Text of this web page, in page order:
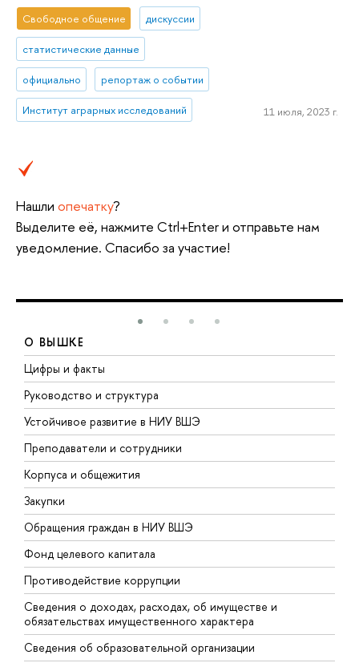
Свободное общение дискуссии
статистические данные
официально репортаж о событии
Институт аграрных исследований 11 июля, 2023 г.
Нашли опечатку?
Выделите её, нажмите Ctrl+Enter и отправьте нам
уведомление. Спасибо за участие!
О ВЫШКЕ
Цифры и факты
Руководство и структура
Устойчивое развитие в НИУ ВШЭ
Преподаватели и сотрудники
Корпуса и общежития
Закупки
Обращения граждан в НИУ ВШЭ
Фонд целевого капитала
Противодействие коррупции
Сведения о доходах, расходах, об имуществе и
обязательствах имущественного характера
Сведения об образовательной организации